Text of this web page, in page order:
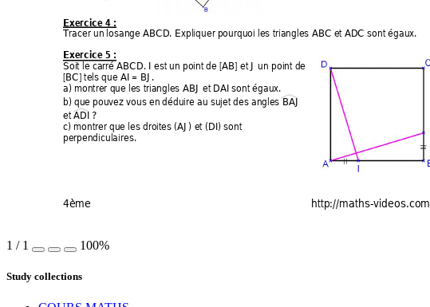
4ème
   http://maths-videos.com
Exercice 4 :
Tracer un losange ABCD. Expliquer pourquoi les triangles ABC et ADC sont égaux.
Exercice 5 :
Soit le carré ABCD. I est un point de [AB] et J un point de
[BC] tels que AI = BJ.
a) montrer que les triangles ABJ et DAI sont égaux.
b) que pouvez vous en déduire au sujet des angles BAJ
et ADI ?
c) montrer que les droites (AJ) et (DI) sont
perpendiculaires.
1 / 1 100%
Study collections